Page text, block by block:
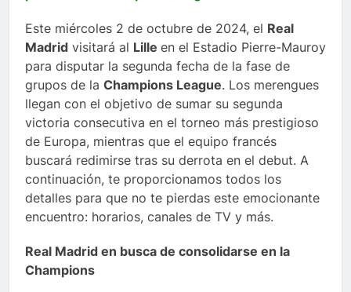
Este miércoles 2 de octubre de 2024, el Real
Madrid visitará al Lille en el Estadio Pierre-Mauroy
para disputar la segunda fecha de la fase de
grupos de la Champions League. Los merengues
llegan con el objetivo de sumar su segunda
victoria consecutiva en el torneo más prestigioso
de Europa, mientras que el equipo francés
buscará redimirse tras su derrota en el debut. A
continuación, te proporcionamos todos los
detalles para que no te pierdas este emocionante
encuentro: horarios, canales de TV y más.
Real Madrid en busca de consolidarse en la
Champions